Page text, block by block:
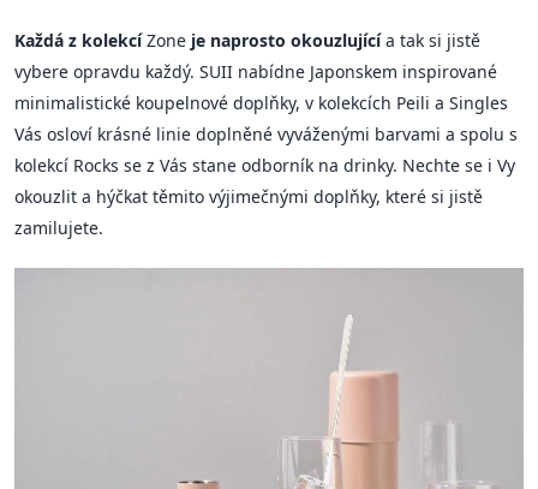
Každá z kolekcíZone je naprosto okouzlujícía tak si jistě
vybere opravdu každý. SUII nabídne Japonskem inspirované
minimalistické koupelnové doplňky, v kolekcích Peili a Singles
Vás osloví krásné linie doplněné vyváženými barvami a spolu s
kolekcí Rocks se z Vás stane odborník na drinky. Nechte se i Vy
okouzlit a hýčkat těmito výjimečnými doplňky, které si jistě
zamilujete.